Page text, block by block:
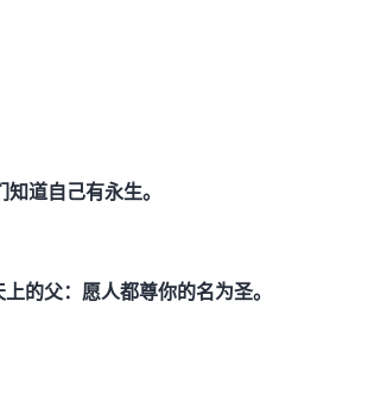
道自己有永生。
的父：愿人都尊你的名为圣。